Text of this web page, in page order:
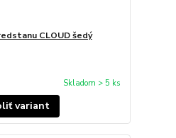
CLOUD šedý
Skladom > 5 ks
variant